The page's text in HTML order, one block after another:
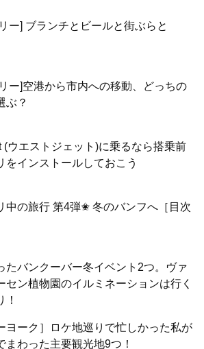
ー] ブランチとビールと街ぶらと
ー]空港から市内への移動、どっちの
ぶ？
(ウエストジェット)に乗るなら搭乗前
をインストールしておこう
中の旅行 第4弾✬ 冬のバンフへ［目次
たバンクーバー冬イベント2つ。ヴァ
セン植物園のイルミネーションは行く
！
ヨーク］ロケ地巡りで忙しかった私が
まわった主要観光地9つ！